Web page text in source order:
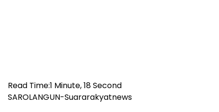
Read Time:1 Minute, 18 Second
SAROLANGUN-Suararakyatnews